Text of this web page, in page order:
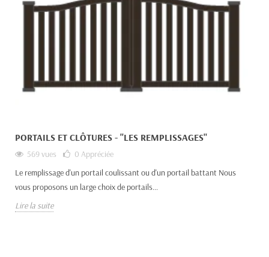
PORTAILS ET CLÔTURES - "LES REMPLISSAGES"
569 vues 0 Appréciée
Le remplissage d'un portail coulissant ou d'un portail battant Nous
vous proposons un large choix de portails...
Lire la suite